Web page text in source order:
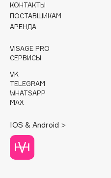
D
DABO
Darphin
Davines
Dessange
Dior
Divage
КОНТАКТЫ
ПОСТАВЩИКАМ
АРЕНДА
VISAGE PRO
СЕРВИСЫ
VK
TELEGRAM
WHATSAPP
MAX
IOS & Android >